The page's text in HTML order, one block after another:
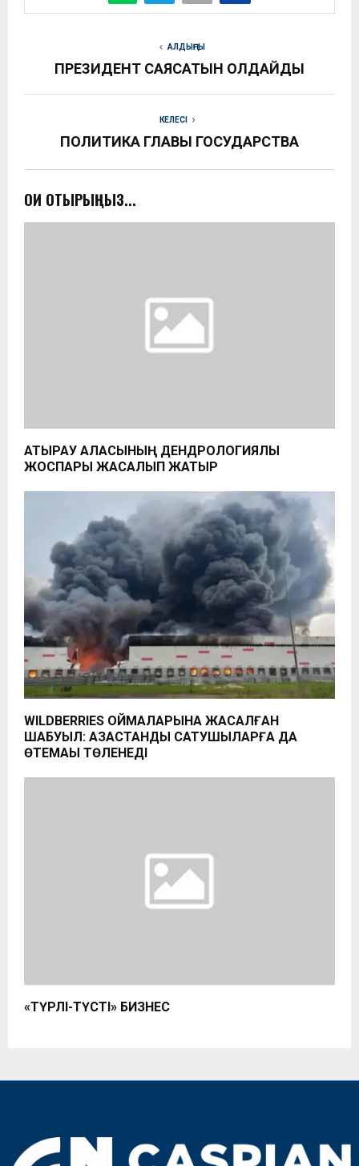
АЛДЫҢҒЫ
ПРЕЗИДЕНТ САЯСАТЫН ҚОЛДАЙДЫ
КЕЛЕСІ
ПОЛИТИКА ГЛАВЫ ГОСУДАРСТВА
ОҚИ ОТЫРЫҢЫЗ...
АТЫРАУ ҚАЛАСЫНЫҢ ДЕНДРОЛОГИЯЛЫҚ
ЖОСПАРЫ ЖАСАЛЫП ЖАТЫР
WILDBERRIES ҚОЙМАЛАРЫНА ЖАСАЛҒАН
ШАБУЫЛ: ҚАЗАҚСТАНДЫҚ САТУШЫЛАРҒА ДА
ӨТЕМАҚЫ ТӨЛЕНЕДІ
«ТҮРЛІ-ТҮСТІ» БИЗНЕС